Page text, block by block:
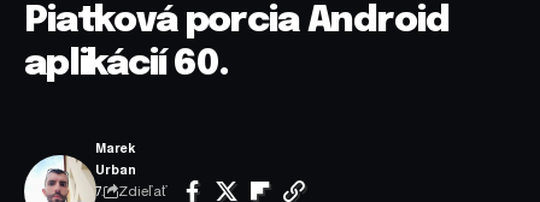
Piatková porcia Android
aplikácií 60.
7.
Marek
Urban
Zdieľať